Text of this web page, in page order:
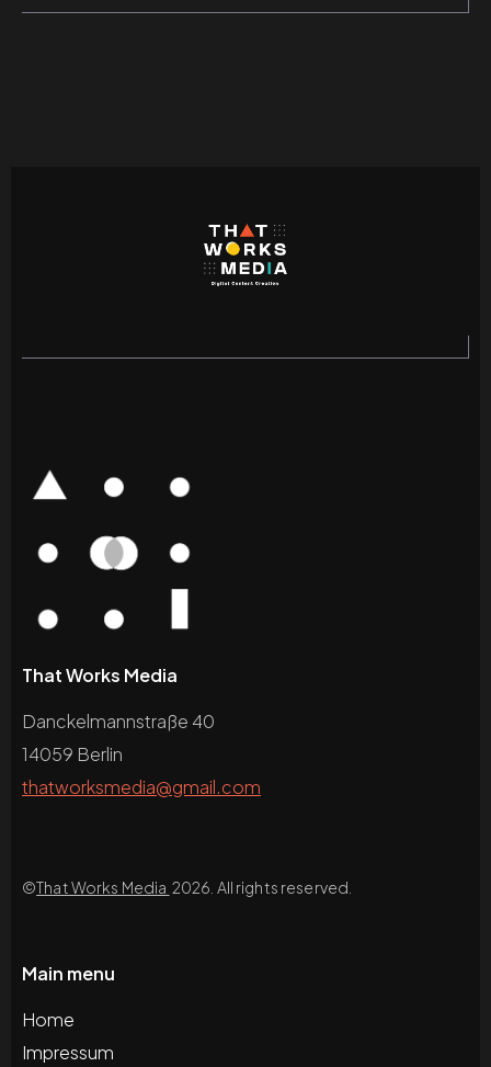
That Works Media
Danckelmannstraße 40
14059 Berlin
thatworksmedia@gmail.com
©That Works Media 2026. All rights reserved.
Main menu
Home
Impressum